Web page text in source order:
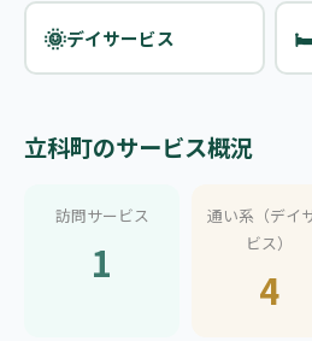
🌞デイサービス
立科町のサービス概況
訪問サービス
1
通い系（デイ
ビス）
4